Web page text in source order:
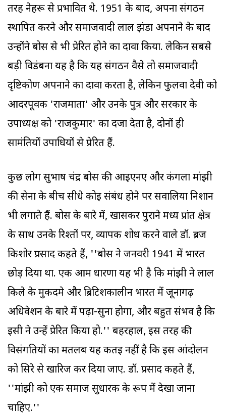
तरह नेहरू से प्रभावित थे. 1951 के बाद, अपना संगठन
स्थापित करने और समाजवादी लाल झंडा अपनाने के बाद
उन्होंने बोस से भी प्रेरित होने का दावा किया. लेकिन सबसे
बड़ी विडंबना यह है कि यह संगठन वैसे तो समाजवादी
दृष्टिकोण अपनाने का दावा करता है, लेकिन फुलवा देवी को
आदरपूर्वक 'राजमाता' और उनके पुत्र और सरकार के
उपाध्यक्ष को 'राजकुमार' का दर्जा देता है, दोनों ही
सामंतियों उपाधियों से प्रेरित हैं.
कुछ लोग सुभाष चंद्र बोस की आइएनए और कंगला मांझी
की सेना के बीच सीधे कोई संबंध होने पर सवालिया निशान
भी लगाते हैं. बोस के बारे में, खासकर पुराने मध्य प्रांत क्षेत्र
के साथ उनके रिश्तों पर, व्यापक शोध करने वाले डॉ. ब्रज
किशोर प्रसाद कहते हैं, ''बोस ने जनवरी 1941 में भारत
छोड़ दिया था. एक आम धारणा यह भी है कि मांझी ने लाल
किले के मुकदमे और ब्रिटिशकालीन भारत में जूनागढ़
अधिवेशन के बारे में पढ़ा-सुना होगा, और बहुत संभव है कि
इसी ने उन्हें प्रेरित किया हो.'' बहरहाल, इस तरह की
विसंगतियों का मतलब यह कतई नहीं है कि इस आंदोलन
को सिरे से खारिज कर दिया जाए. डॉ. प्रसाद कहते हैं,
''मांझी को एक समाज सुधारक के रूप में देखा जाना
चाहिए.''